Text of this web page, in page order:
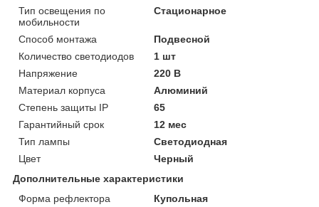
Тип освещения по
мобильности
Стационарное
Способ монтажа
Подвесной
Количество светодиодов
1 шт
Напряжение
220 В
Материал корпуса
Алюминий
Степень защиты IP
65
Гарантийный срок
12 мес
Тип лампы
Светодиодная
Цвет
Черный
Дополнительные характеристики
Форма рефлектора
Купольная